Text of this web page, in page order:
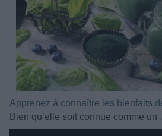
Apprenez à connaître les bienfaits
Bien qu’elle soit connue comme un